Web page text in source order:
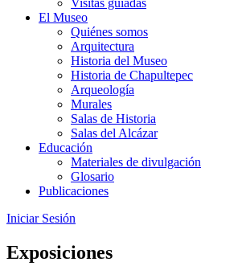
Visitas guiadas
El Museo
Quiénes somos
Arquitectura
Historia del Museo
Historia de Chapultepec
Arqueología
Murales
Salas de Historia
Salas del Alcázar
Educación
Materiales de divulgación
Glosario
Publicaciones
Iniciar Sesión
Exposiciones